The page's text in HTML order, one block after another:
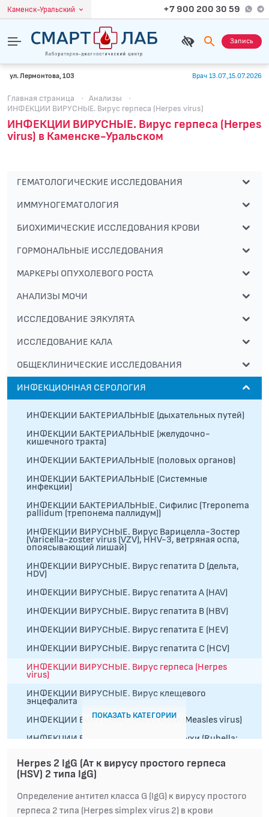
Каменск-Уральский +7 900 200 30 59
Запись
ул. Лермонтова, 103 Врач 13.07.,15.07.2026
Главная страница · Анализы
·
ИНФЕКЦИИ ВИРУСНЫЕ. Вирус герпеса (Herpes virus)
ИНФЕКЦИИ ВИРУСНЫЕ. Вирус герпеса (Herpes
virus) в Каменске-Уральском
ГЕМАТОЛОГИЧЕСКИЕ ИССЛЕДОВАНИЯ
ИММУНОГЕМАТОЛОГИЯ
БИОХИМИЧЕСКИЕ ИССЛЕДОВАНИЯ КРОВИ
ГОРМОНАЛЬНЫЕ ИССЛЕДОВАНИЯ
МАРКЕРЫ ОПУХОЛЕВОГО РОСТА
АНАЛИЗЫ МОЧИ
ИССЛЕДОВАНИЕ ЭЯКУЛЯТА
ИССЛЕДОВАНИЕ КАЛА
ОБЩЕКЛИНИЧЕСКИЕ ИССЛЕДОВАНИЯ
ИНФЕКЦИОННАЯ СЕРОЛОГИЯ
ИНФЕКЦИИ БАКТЕРИАЛЬНЫЕ (дыхательных путей)
ИНФЕКЦИИ БАКТЕРИАЛЬНЫЕ (желудочно-
кишечного тракта)
ИНФЕКЦИИ БАКТЕРИАЛЬНЫЕ (половых органов)
ИНФЕКЦИИ БАКТЕРИАЛЬНЫЕ (Системные
инфекции)
ИНФЕКЦИИ БАКТЕРИАЛЬНЫЕ. Сифилис (Treponema
pallidum (трепонема паллидум))
ИНФЕКЦИИ ВИРУСНЫЕ. Вирус Варицелла-Зостер
(Varicella-zoster virus (VZV), HHV-3, ветряная оспа,
опоясывающий лишай)
ИНФЕКЦИИ ВИРУСНЫЕ. Вирус гепатита D (дельта,
HDV)
ИНФЕКЦИИ ВИРУСНЫЕ. Вирус гепатита А (HAV)
ИНФЕКЦИИ ВИРУСНЫЕ. Вирус гепатита В (HBV)
ИНФЕКЦИИ ВИРУСНЫЕ. Вирус гепатита Е (HEV)
ИНФЕКЦИИ ВИРУСНЫЕ. Вирус гепатита С (HCV)
ИНФЕКЦИИ ВИРУСНЫЕ. Вирус герпеса (Herpes
virus)
ИНФЕКЦИИ ВИРУСНЫЕ. Вирус клещевого
энцефалита
ИНФЕКЦИИ ВИРУСНЫЕ. Вирус кори (Measles virus)
ИНФЕКЦИИ ВИРУСНЫЕ. Вирус краснухи (Rubella;
ИНФЕКЦИИ ВИРУСНЫЕ. Вирус эпидемического
паротита (Mumps virus, свинка)
ИНФЕКЦИИ ВИРУСНЫЕ. Вирус Эпштейн-Барр
(Epstein-Barr virus (EBV), HHV-4, ВЭБ,
инфекционный мононуклеоз)
ПОКАЗАТЬ КАТЕГОРИИ
Herpes 2 IgG (Ат к вирусу простого герпеса
(HSV) 2 типа IgG)
Определение антител класса G (IgG) к вирусу простого
герпеса 2 типа (Herpes simplex virus 2) в крови